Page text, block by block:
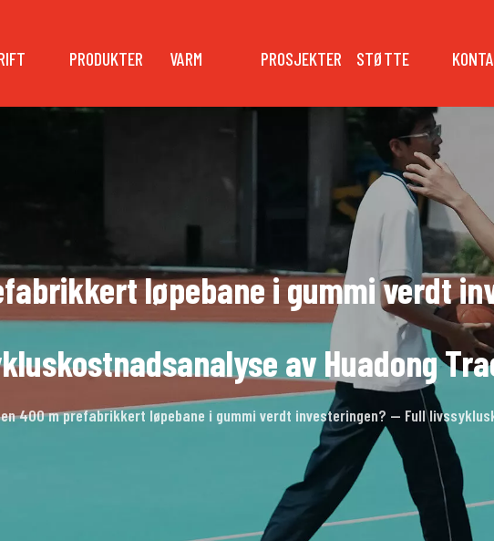
PRODUKTER VARM PROSJEKTER STØTTE
løpebane i gummi verdt
av Huadong
400 m prefabrikkert løpebane i gummi verdt investeringen? — Full